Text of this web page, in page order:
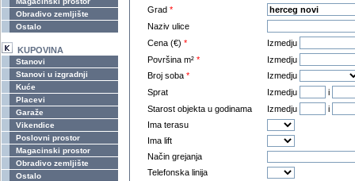
Obradivo zemljište
Ostalo
KUPOVINA
Stanovi
Stanovi u izgradnji
Kuće
Placevi
Garaže
Vikendice
Poslovni prostor
Magacinski prostor
Obradivo zemljište
Ostalo
Grad *
Naziv ulice
Cena (€) *
Izmedju
Površina m² *
Izmedju
Broj soba *
Izmedju
Sprat
Izmedju
i
Starost objekta u godinama
Izmedju
i
Ima terasu
Ima lift
Način grejanja
Telefonska linija